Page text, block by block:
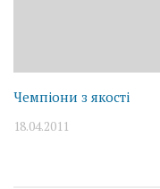
Чемпіони з якості
18.04.2011